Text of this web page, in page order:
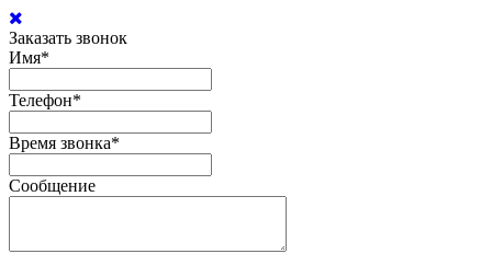
Заказать звонок
Имя*
Телефон*
Время звонка*
Сообщение